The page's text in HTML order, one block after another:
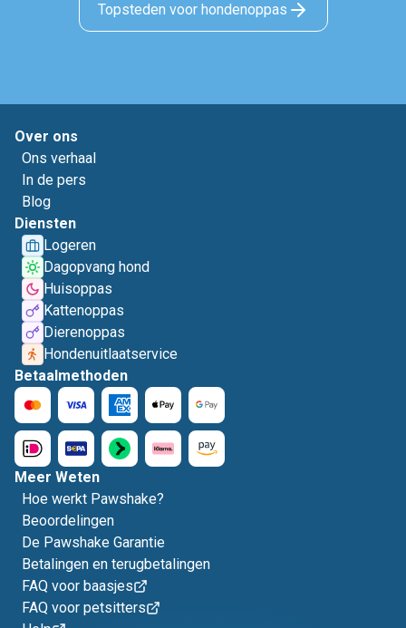
Topsteden voor hondenoppas
Over ons
Ons verhaal
In de pers
Blog
Diensten
Logeren
Dagopvang hond
Huisoppas
Kattenoppas
Dierenoppas
Hondenuitlaatservice
Betaalmethoden
Meer Weten
Hoe werkt Pawshake?
Beoordelingen
De Pawshake Garantie
Betalingen en terugbetalingen
FAQ voor baasjes
FAQ voor petsitters